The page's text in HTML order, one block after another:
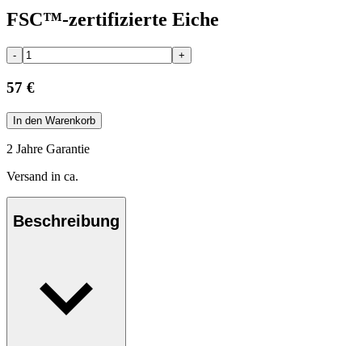
FSC™-zertifizierte Eiche
- +
57 €
In den Warenkorb
2 Jahre Garantie
Versand in ca.
Beschreibung